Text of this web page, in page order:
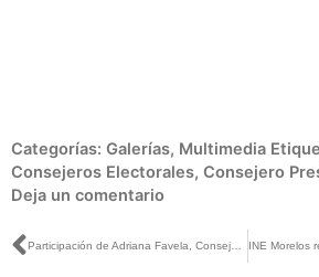
Categorías: Galerías, Multimedia
Consejeros Electorales, Consejero
Deja un comentario
Ant